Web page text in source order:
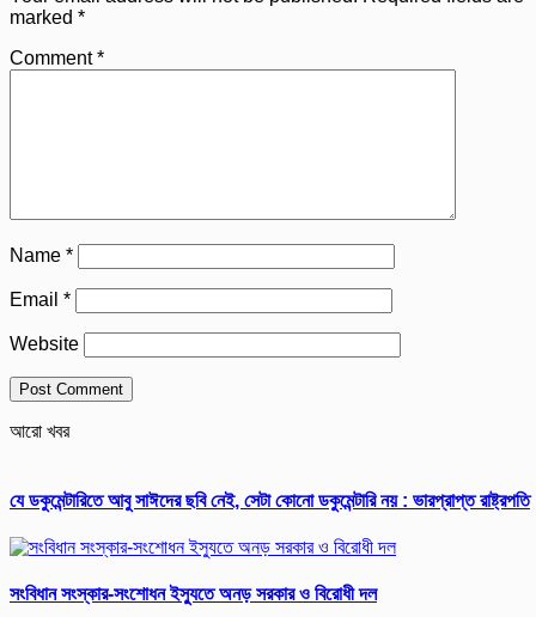
marked *
Comment*
Name *
Email *
Website
আরো খবর
যে ডকুমেন্টারিতে আবু সাঈদের ছবি নেই, সেটা কোনো ডকুমেন্টারি নয় : ভারপ্রাপ্ত রাষ্ট্রপতি
সংবিধান সংস্কার-সংশোধন ইস্যুতে অনড় সরকার ও বিরোধী দল